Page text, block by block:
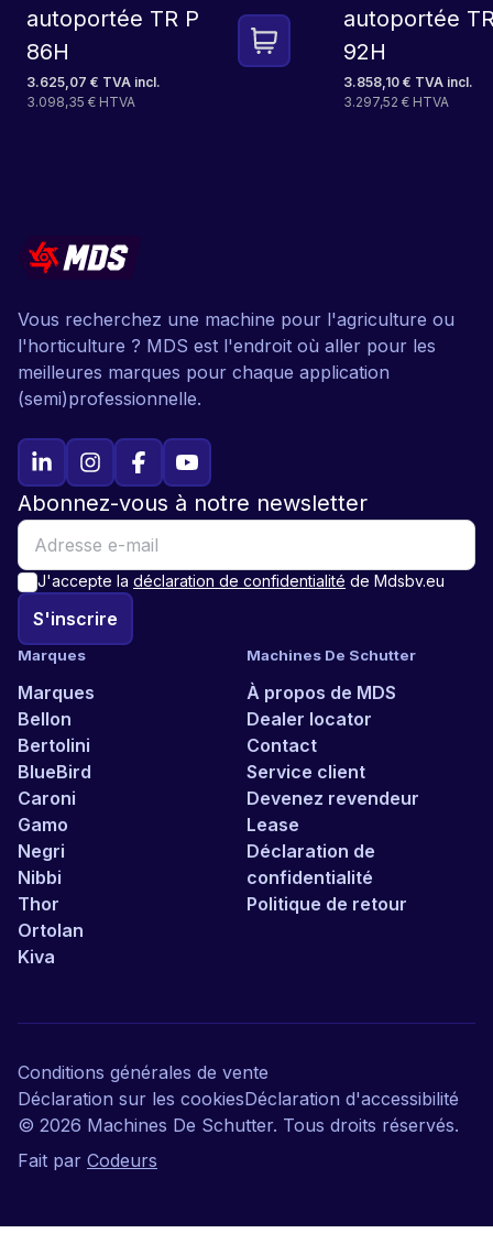
autoportée TR P
86H
3.625,07 € TVA incl.
3.098,35 € HTVA
autoportée
92H
3.858,10 € TVA incl.
3.297,52 € HTVA
Vous recherchez une machine pour l'agriculture ou
l'horticulture ? MDS est l'endroit où aller pour les
meilleures marques pour chaque application
(semi)professionnelle.
Marques
Marques
Bellon
Bertolini
BlueBird
Caroni
Gamo
Negri
Nibbi
Thor
Ortolan
Kiva
Machines De Schutter
À propos de MDS
Dealer locator
Contact
Service client
Devenez revendeur
Lease
Déclaration de
confidentialité
Politique de retour
Abonnez-vous à notre newsletter
J'accepte la déclaration de confidentialité de Mdsbv.eu
S'inscrire
© 2026 Machines De Schutter. Tous droits réservés.
Fait par Codeurs
Conditions générales de vente
Déclaration sur les cookiesDéclaration d'accessibilité